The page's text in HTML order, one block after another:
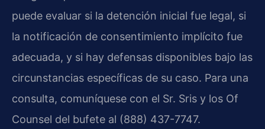
puede evaluar si la detención inicial fue legal, si
la notificación de consentimiento implícito fue
adecuada, y si hay defensas disponibles bajo las
circunstancias específicas de su caso. Para una
consulta, comuníquese con el Sr. Sris y los Of
Counsel del bufete al (888) 437-7747.